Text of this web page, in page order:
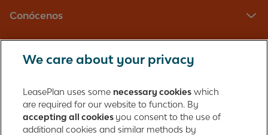
Conócenos
LeasePlan México
We care about your privacy
LeasePlan uses some necessary cookies which
are required for our website to function. By
accepting all cookies you consent to the use of
additional cookies and similar methods by